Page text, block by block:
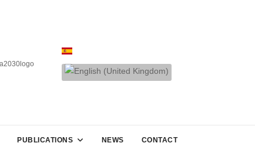
PUBLICATIONS NEWS CONTACT